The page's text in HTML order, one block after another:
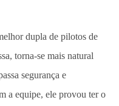
dupla de pilotos de
torna-se mais natural
segurança e
a equipe, ele provou ter o